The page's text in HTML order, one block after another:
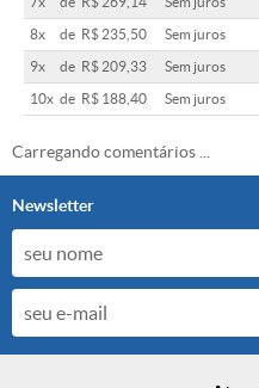
8x de R$ 235,50 Sem juros
9x de R$ 209,33 Sem juros
10x de R$ 188,40 Sem juros
Carregando comentários ...
Newsletter